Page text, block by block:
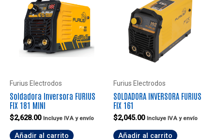
Furius Electrodos
Soldadora Inversora FURIUS
FIX 181 MINI
$2,628.00 Incluye IVA y envío
Añadir al carrito
Furius Electrodos
SOLDADORA INVERSORA FURIUS
FIX 161
$2,045.00 Incluye IVA y envío
Añadir al carrito